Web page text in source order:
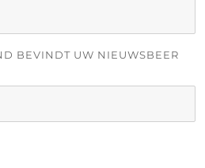
BEVINDT UW NIEUWSBEER